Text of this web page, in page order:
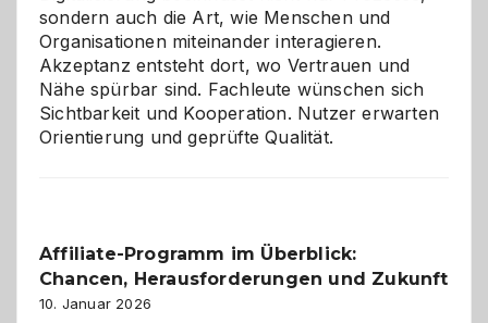
sondern auch die Art, wie Menschen und
Organisationen miteinander interagieren.
Akzeptanz entsteht dort, wo Vertrauen und
Nähe spürbar sind. Fachleute wünschen sich
Sichtbarkeit und Kooperation. Nutzer erwarten
Orientierung und geprüfte Qualität.
Affiliate-Programm im Überblick:
Chancen, Herausforderungen und Zukunft
10. Januar 2026